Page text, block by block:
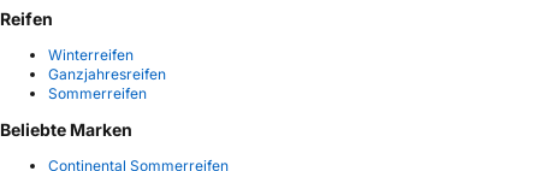
Reifen
Winterreifen
Ganzjahresreifen
Sommerreifen
Beliebte Marken
Continental Sommerreifen